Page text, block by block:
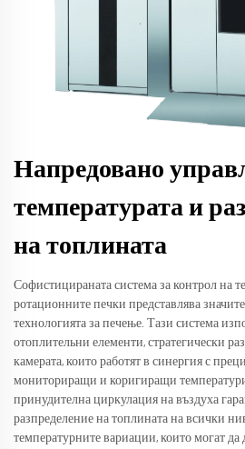
Напредовано
температурата и
на топлината
Софистицираната система за контрол на
ротационните печки представлява
технологията за печење. Тази система
отоплительни елементи, стратегически
камерата, които работят в синергия с
мониториращи и коригиращи
принудителна циркулация на въздуха
разпределение на топлината на всички
температурните вариации, които могат да